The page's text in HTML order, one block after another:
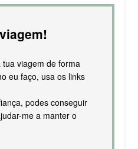
viagem de forma
eu faço, usa os links
podes conseguir
me a manter o